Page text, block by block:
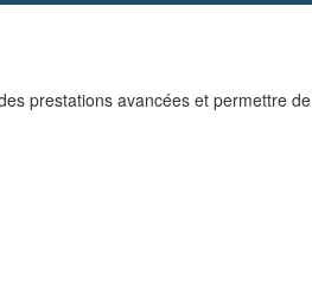
prestations avancées et permettre de